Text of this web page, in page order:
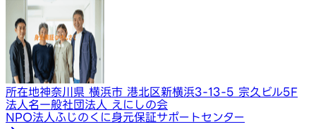
所在地神奈川県 横浜市 港北区新横浜3-13-5 宗久ビル5F
法人名一般社団法人 えにしの会
NPO法人ふじのくに身元保証サポートセンター